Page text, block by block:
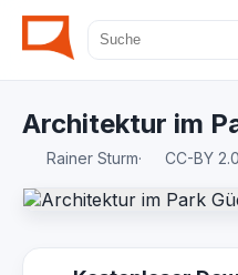
Architektur im
Rainer Sturm· CC-BY 2.0